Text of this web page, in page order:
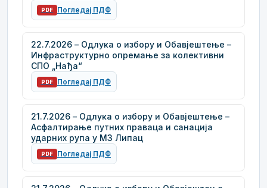
PDF Погледај ПДФ
22.7.2026 – Одлука о избору и Обавјештење –
Инфраструктурно опремање за колективни
СПО „Нађа“
PDF Погледај ПДФ
21.7.2026 – Одлука о избору и Обавјештење –
Асфалтирање путних праваца и санација
ударних рупа у МЗ Липац
PDF Погледај ПДФ